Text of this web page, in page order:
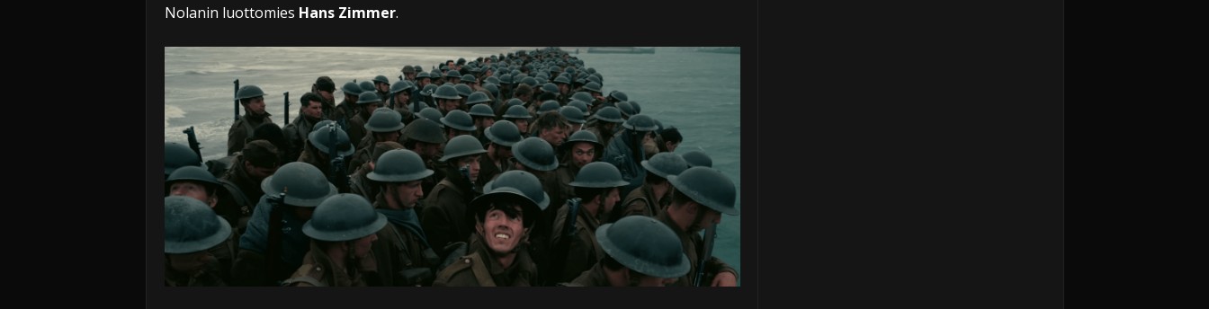
Nolanin luottomies Hans Zimmer.